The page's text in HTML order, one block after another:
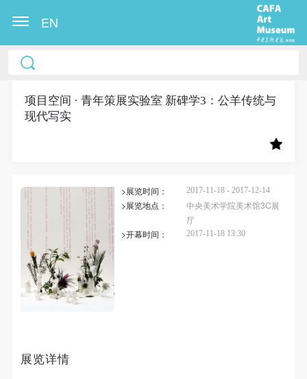
EN
项目空间 · 青年策展实验室 新碑学3：公羊传统与
现代写实
>展览时间： 2017-11-18 - 2017-12-14
>展览地点：
中央美术学院美术馆3C展
厅
>开幕时间：
2017-11-18 13:30
展览详情
中央美术学院美术馆出版授权协议书
称“CAFAM”），愿意将本人参与中央美术学院美术馆
公共教育部组织的公益性活动（包括美术馆会员活
动）的涉及本人的图像、照片、文字、著作、活动成
它数字媒体形式公开出版，并同意编入《中国知识资
源总库》《中央美术学院资料库》《中央美术学院美
术馆资料库》等相关资料、文献、档案机构和平台，
在中央美术学院中使用和在互联网上传播，同意按相
关“章程”规定享受相关权益。
中央美术学院美术馆活动安全免责协议书
负的原则。但活动有风险，参加者应有必要的风险意
识。
中央美术学院美术馆出版授权协议书
称“CAFAM”），愿意将本人参与中央美术学院美术馆
公共教育部组织的公益性活动（包括美术馆会员活
动）的涉及本人的图像、照片、文字、著作、活动成
它数字媒体形式公开出版，并同意编入《中国知识资
源总库》《中央美术学院资料库》《中央美术学院美
术馆资料库》等相关资料、文献、档案机构和平台，
在中央美术学院中使用和在互联网上传播，同意按相
关“章程”规定享受相关权益。
中央美术学院美术馆活动安全免责协议书
负的原则。但活动有风险，参加者应有必要的风险意
识。
中央美术学院美术馆出版授权协议书
称“CAFAM”），愿意将本人参与中央美术学院美术馆
公共教育部组织的公益性活动（包括美术馆会员活
动）的涉及本人的图像、照片、文字、著作、活动成
它数字媒体形式公开出版，并同意编入《中国知识资
源总库》《中央美术学院资料库》《中央美术学院美
术馆资料库》等相关资料、文献、档案机构和平台，
在中央美术学院中使用和在互联网上传播，同意按相
关“章程”规定享受相关权益。
中央美术学院美术馆活动安全免责协议书
负的原则。但活动有风险，参加者应有必要的风险意
识。